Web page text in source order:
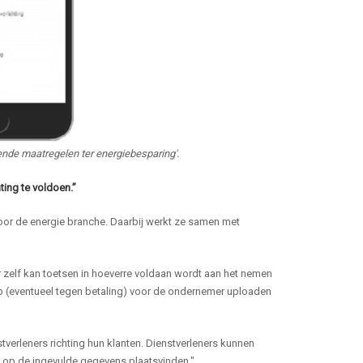
maatregelen ter energiebesparing'.
te voldoen.”
de energie branche. Daarbij werkt ze samen met
kan toetsen in hoeverre voldaan wordt aan het nemen
tegen betaling) voor de ondernemer uploaden
richting hun klanten. Dienstverleners kunnen